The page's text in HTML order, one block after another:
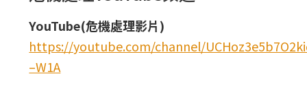
YouTube(危機處理影片)
https://youtube.com/channel/
–W1A